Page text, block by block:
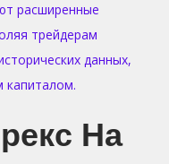
расширенные
трейдерам
данных,
капиталом.
На